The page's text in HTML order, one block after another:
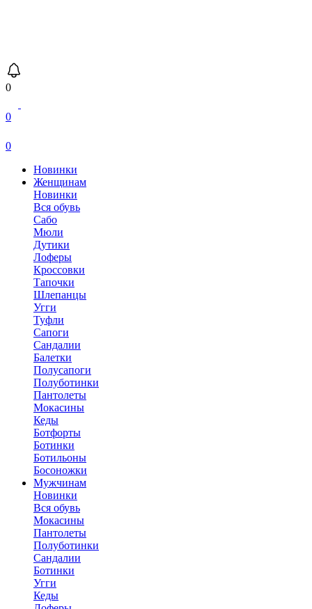
0
0
0
Новинки
Женщинам
Новинки
Вся обувь
Сабо
Мюли
Дутики
Лоферы
Кроссовки
Тапочки
Шлепанцы
Угги
Туфли
Сапоги
Сандалии
Балетки
Полусапоги
Полуботинки
Пантолеты
Мокасины
Кеды
Ботфорты
Ботинки
Ботильоны
Босоножки
Мужчинам
Новинки
Вся обувь
Мокасины
Пантолеты
Полуботинки
Сандалии
Ботинки
Угги
Кеды